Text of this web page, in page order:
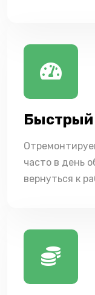
Быстрый
часто в день
вернуться к